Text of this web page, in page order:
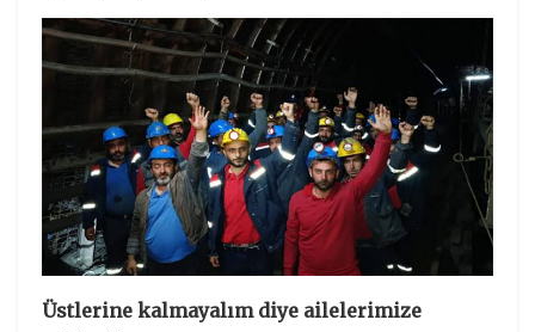
Üstlerine kalmayalım diye ailelerimize